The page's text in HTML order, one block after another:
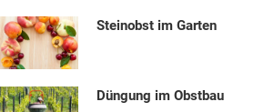
Steinobst im Garten
Düngung im Obstbau